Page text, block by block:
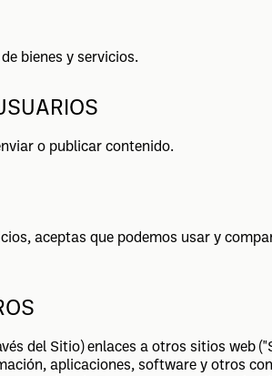
bienes y servicios.
o publicar contenido.
aceptas que podemos usar y
del Sitio) enlaces a otros sitios
aplicaciones, software y otros